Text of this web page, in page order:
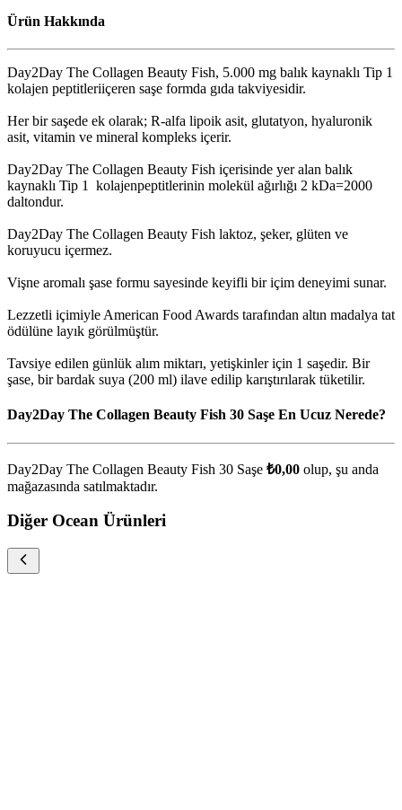
Ürün Hakkında
Day2Day The Collagen Beauty Fish, 5.000 mg balık kaynaklı Tip 1
kolajen peptitleriiçeren saşe formda gıda takviyesidir.
Her bir saşede ek olarak; R-alfa lipoik asit, glutatyon, hyaluronik
asit, vitamin ve mineral kompleks içerir.
Day2Day The Collagen Beauty Fish içerisinde yer alan balık
kaynaklı Tip 1 kolajenpeptitlerinin molekül ağırlığı 2 kDa=2000
daltondur.
Day2Day The Collagen Beauty Fish laktoz, şeker, glüten ve
koruyucu içermez.
Vişne aromalı şase formu sayesinde keyifli bir içim deneyimi sunar.
Lezzetli içimiyle American Food Awards tarafından altın madalya tat
ödülüne layık görülmüştür.
Tavsiye edilen günlük alım miktarı, yetişkinler için 1 saşedir. Bir
şase, bir bardak suya (200 ml) ilave edilip karıştırılarak tüketilir.
Day2Day The Collagen Beauty Fish 30 Saşe En Ucuz Nerede?
Day2Day The Collagen Beauty Fish 30 Saşe ₺0,00 olup, şu anda
mağazasında satılmaktadır.
Diğer Ocean Ürünleri